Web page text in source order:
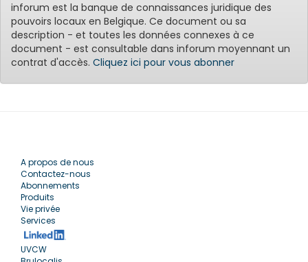
inforum est la banque de connaissances juridique des
pouvoirs locaux en Belgique. Ce document ou sa
description - et toutes les données connexes à ce
document - est consultable dans inforum moyennant un
contrat d'accès. Cliquez ici pour vous abonner
A propos de nous
Contactez-nous
Abonnements
Produits
Vie privée
Services
UVCW